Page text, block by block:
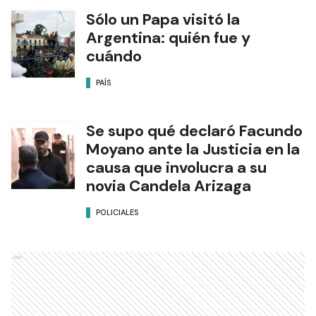
Sólo un Papa visitó la
Argentina: quién fue y
cuándo
PAÍS
Se supo qué declaró Facundo
Moyano ante la Justicia en la
causa que involucra a su
novia Candela Arizaga
POLICIALES
Ads